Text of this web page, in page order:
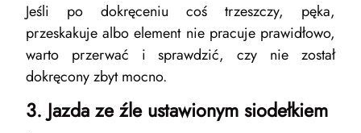
Jeśli po dokręceniu coś trzeszczy, pęka,
przeskakuje albo element nie pracuje prawidłowo,
warto przerwać i sprawdzić, czy nie został
dokręcony zbyt mocno.
3. Jazda ze źle ustawionym siodełkiem